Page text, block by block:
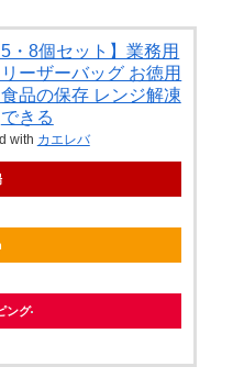
・8個セット】業務用
ーザーバッグ お徳用
品の保存 レンジ解凍
できる
with カエレバ
ング